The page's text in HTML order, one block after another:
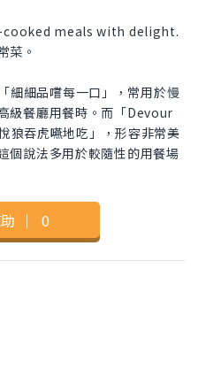
cooked meals with delight.
菜。
細細品嚐每一口」，常用於慢
級餐廳用餐時。而「Devour
吞虎嚥地吃」，形容非常美
個說法多用於較隨性的用餐場
｜ 0